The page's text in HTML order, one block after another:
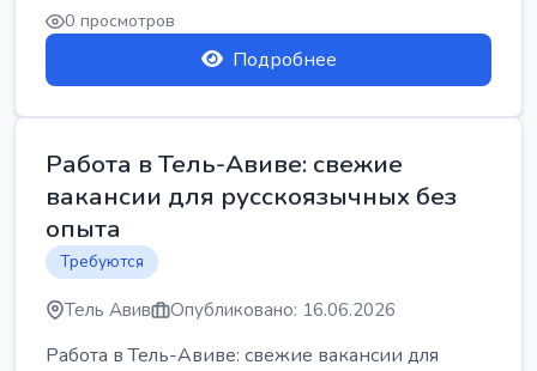
требу...
0 просмотров
Подробнее
Работа в Тель-Авиве: свежие
вакансии для русскоязычных без
опыта
Требуются
Тель Авив Опубликовано: 16.06.2026
Работа в Тель-Авиве: свежие вакансии для